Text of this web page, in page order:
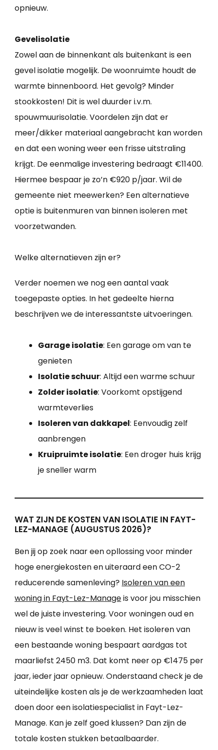
opnieuw.
Gevelisolatie
Zowel aan de binnenkant als buitenkant is een
gevel isolatie mogelijk. De woonruimte houdt de
warmte binnenboord. Het gevolg? Minder
stookkosten! Dit is wel duurder i.v.m.
spouwmuurisolatie. Voordelen zijn dat er
meer/dikker materiaal aangebracht kan worden
en dat een woning weer een frisse uitstraling
krijgt. De eenmalige investering bedraagt €11400.
Hiermee bespaar je zo’n €920 p/jaar. Wil de
gemeente niet meewerken? Een alternatieve
optie is buitenmuren van binnen isoleren met
voorzetwanden.
Welke alternatieven zijn er?
Verder noemen we nog een aantal vaak
toegepaste opties. In het gedeelte hierna
beschrijven we de interessantste uitvoeringen.
Garage isolatie: Een garage om van te
genieten
Isolatie schuur: Altijd een warme schuur
Zolder isolatie: Voorkomt opstijgend
warmteverlies
Isoleren van dakkapel: Eenvoudig zelf
aanbrengen
Kruipruimte isolatie: Een droger huis krijg
je sneller warm
WAT ZIJN DE KOSTEN VAN ISOLATIE IN FAYT-
LEZ-MANAGE (AUGUSTUS 2026)?
Ben jij op zoek naar een opllossing voor minder
hoge energiekosten en uiteraard een CO-2
reducerende samenleving? Isoleren van een
woning in Fayt-Lez-Manageis voor jou misschien
wel de juiste investering. Voor woningen oud en
nieuw is veel winst te boeken. Het isoleren van
een bestaande woning bespaart aardgas tot
maarliefst 2450 m3. Dat komt neer op €1475 per
jaar, ieder jaar opnieuw. Onderstaand check je de
uiteindelijke kosten als je de werkzaamheden laat
doen door een isolatiespecialist in Fayt-Lez-
Manage. Kan je zelf goed klussen? Dan zijn de
totale kosten stukken betaalbaarder.